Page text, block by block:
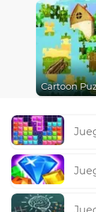
Cartoon